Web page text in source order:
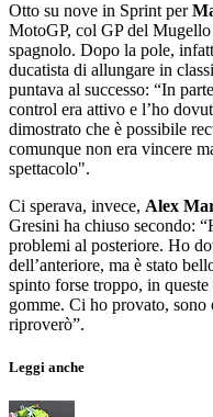
Otto su nove in Sprint per
MotoGP, col GP del
spagnolo. Dopo la pole,
ducatista di allungare in
puntava al successo: “In
control era attivo e l’ho
dimostrato che è possibile
comunque non era vincere
spettacolo".
Ci sperava, invece, Alex
Gresini ha chiuso secondo:
problemi al posteriore. Ho
dell’anteriore, ma è stato
spinto forse troppo, in
gomme. Ci ho provato, sono
riproverò”.
Leggi anche